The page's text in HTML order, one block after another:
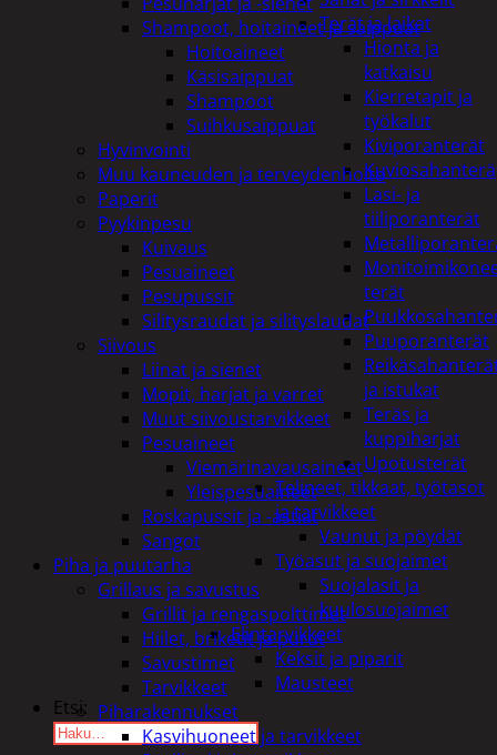
Terät ja laikat
Hionta ja
katkaisu
Kierretapit ja
työkalut
Kiviporanterät
Kuviosahanterä
Lasi- ja
tiiliporanterät
terät
Puuporanterät
ja istukat
Teräs ja
kuppiharjat
Upotusterät
Telineet, tikkaat, työtasot
ja tarvikkeet
Vaunut ja pöydät
Työasut ja suojaimet
Suojalasit ja
kuulosuojaimet
Elintarvikkeet
Keksit ja piparit
Mausteet
Etsi:
Shampoot, hoitaineet ja saippuat
Hoitoaineet
Käsisaippuat
Shampoot
Suihkusaippuat
Hyvinvointi
Muu kauneuden ja terveydenhoito
Paperit
Pyykinpesu
Kuivaus
Pesuaineet
Pesupussit
Silitysraudat ja silityslaudat
Siivous
Liinat ja sienet
Mopit, harjat ja varret
Muut siivoustarvikkeet
Pesuaineet
Viemärinavausaineet
Yleispesuaineet
Roskapussit ja -astiat
Sangot
Piha ja puutarha
Grillaus ja savustus
Grillit ja rengaspolttimet
Hiilet, briketit ja purut
Savustimet
Tarvikkeet
Piharakennukset
Kasvihuoneet ja tarvikkeet